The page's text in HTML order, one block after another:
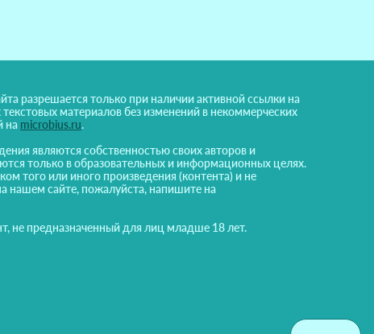
разрешается только при наличии активной ссылки на
материалов без изменений в некоммерческих
на microbius.ru.
являются собственностью своих авторов и
только в образовательных и информационных целях.
того или иного произведения (контента) и не
нашем сайте, пожалуйста, напишите на
не предназначенный для лиц младше 18 лет.